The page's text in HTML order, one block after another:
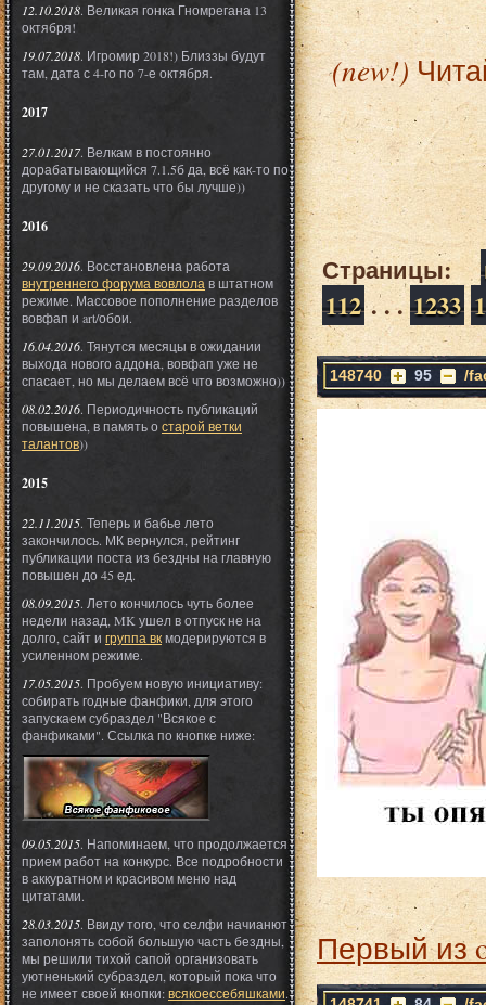
12.10.2018. Великая гонка Гномрегана 13
октября!
19.07.2018. Игромир 2018!) Близзы будут
там, дата с 4-го по 7-е октября.
2017
27.01.2017. Велкам в постоянно
дорабатывающийся 7.1.5б да, всё как-то по
другому и не сказать что бы лучше))
2016
29.09.2016. Восстановлена работа
внутреннего форума вовлола в штатном
режиме. Массовое пополнение разделов
вовфап и art/обои.
16.04.2016. Тянутся месяцы в ожидании
выхода нового аддона, вовфап уже не
спасает, но мы делаем всё что возможно))
08.02.2016. Периодичность публикаций
повышена, в память о старой ветки
талантов))
2015
22.11.2015. Теперь и бабье лето
закончилось. МК вернулся, рейтинг
публикации поста из бездны на главную
повышен до 45 ед.
08.09.2015. Лето кончилось чуть более
недели назад, MK ушел в отпуск не на
долго, сайт и группа вкмодерируются в
усиленном режиме.
17.05.2015. Пробуем новую инициативу:
собирать годные фанфики, для этого
запускаем субраздел "Всякое с
фанфиками". Ссылка по кнопке ниже:
09.05.2015. Напоминаем, что продолжается
прием работ на конкурс. Все подробности
в аккуратном и красивом меню над
цитатами.
28.03.2015. Ввиду того, что селфи начианют
заполонять собой большую часть бездны,
мы решили тихой сапой организовать
уютненький субраздел, который пока что
не имеет своей кнопки:всякоессебяшками.
(new!)
Страницы:
112. . .1233
148740 95 /
Первый из